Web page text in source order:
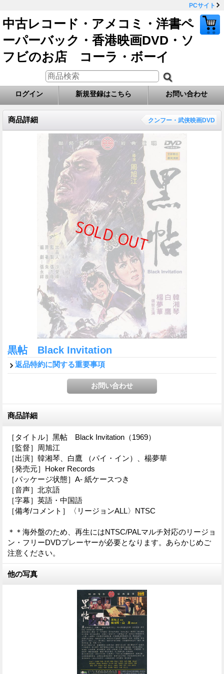
PCサイト
中古レコード・アメコミ・洋書ペ
ーパーバック・香港映画DVD・ソ
フビのお店 コーラ・ボーイ
ログイン 新規登録はこちら お問い合わせ
商品詳細 クンフー・武侠映画DVD
黒帖 Black Invitation
返品特約に関する重要事項
商品詳細
［タイトル］黑帖 Black Invitation（1969）
［監督］周旭江
［出演］韓湘琴、白鷹 （パイ・イン）、楊夢華
［発売元］Hoker Records
［パッケージ状態］A- 紙ケースつき
［音声］北京語
［字幕］英語・中国語
［備考/コメント］〈リージョンALL〉NTSC
＊＊海外盤のため、再生にはNTSC/PALマルチ対応のリージョ
ン・フリーDVDプレーヤーが必要となります。あらかじめご
注意ください。
他の写真